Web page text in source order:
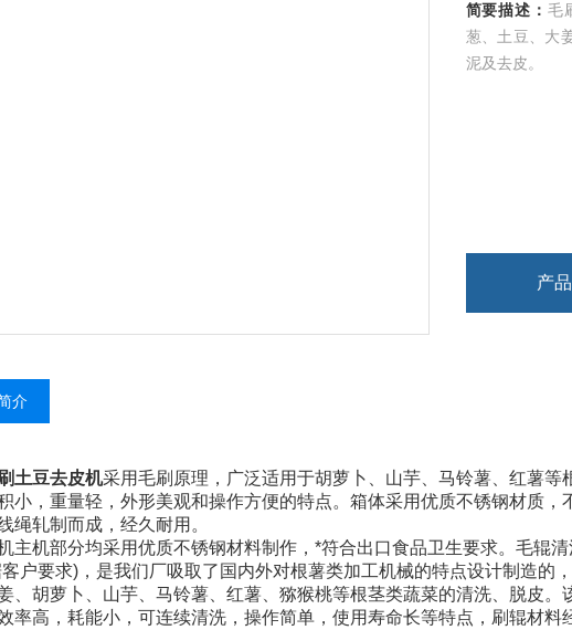
简要描述：毛
葱、土豆、大
泥及去皮。
产
介
土豆去皮机采用毛刷原理，广泛适用于胡萝卜、山芋、马铃薯、红薯
小，重量轻，外形美观和操作方便的特点。箱体采用优质不锈钢材质
绳轧制而成，经久耐用。
部分均采用优质不锈钢材料制作，*符合出口食品卫生要求。毛辊清
户要求)，是我们厂吸取了国内外对根薯类加工机械的特点设计制造的
、胡萝卜、山芋、马铃薯、红薯、猕猴桃等根茎类蔬菜的清洗、脱皮
率高，耗能小，可连续清洗，操作简单，使用寿命长等特点，刷辊材